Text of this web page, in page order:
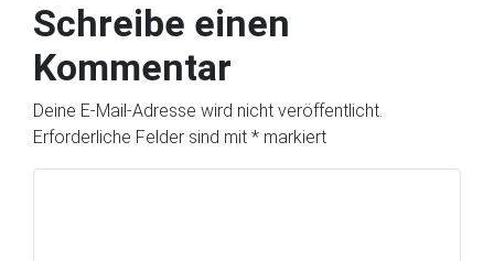
Schreibe einen
Kommentar
Deine E-Mail-Adresse wird nicht veröffentlicht.
Erforderliche Felder sind mit * markiert